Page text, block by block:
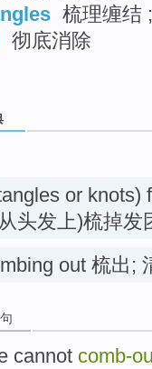
梳理缠结
彻底消除
or knots)
头发上)梳掉发
out 梳出;
cannot comb-